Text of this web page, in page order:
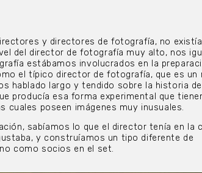
y directores de fotografía, no existía
del director de fotografía muy alto, nos
estábamos involucrados en la
el típico director de fotografía, que es un
hablado largo y tendido sobre la historia
producía esa forma experimental que
cuales poseen imágenes muy inusuales.
sabíamos lo que el director tenía en la
y construíamos un tipo diferente de
como socios en el set.